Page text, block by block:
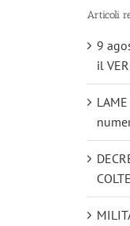
Articoli
9
il